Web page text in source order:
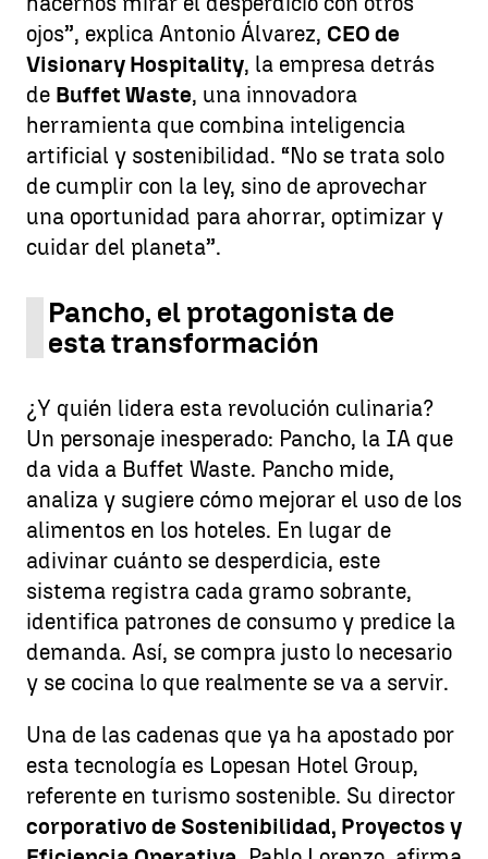
ojos”, explica Antonio Álvarez, CEO de
Visionary Hospitality, la empresa detrás
de Buffet Waste, una innovadora
herramienta que combina inteligencia
artificial y sostenibilidad. “No se trata solo
de cumplir con la ley, sino de aprovechar
una oportunidad para ahorrar, optimizar y
cuidar del planeta”.
Pancho, el protagonista de
esta transformación
¿Y quién lidera esta revolución culinaria?
Un personaje inesperado: Pancho, la IA que
da vida a Buffet Waste. Pancho mide,
analiza y sugiere cómo mejorar el uso de los
alimentos en los hoteles. En lugar de
adivinar cuánto se desperdicia, este
sistema registra cada gramo sobrante,
identifica patrones de consumo y predice la
demanda. Así, se compra justo lo necesario
y se cocina lo que realmente se va a servir.
Una de las cadenas que ya ha apostado por
esta tecnología es Lopesan Hotel Group,
referente en turismo sostenible. Su director
corporativo de Sostenibilidad, Proyectos y